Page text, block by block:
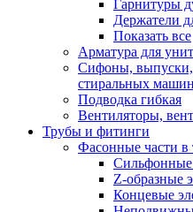
Гарнитуры
Держатели
Показать все
Арматура для
Сифоны,
стиральных машин
Подводка гибкая
Вентиляторы,
Трубы и фитинги
Фасонные части в
Z-образные
Концевые